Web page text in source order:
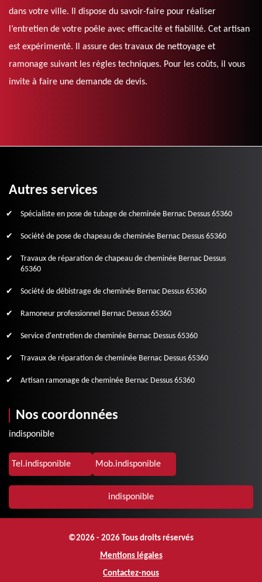
dans votre ville. Il dispose du savoir-faire pour réaliser
l’entretien de votre poêle avec efficacité et fiabilité. Cet artisan
est expérimenté. Il assure des travaux de nettoyage et
ramonage suivant les règles techniques. Pour les coûts, il vous
invite à faire une demande de devis.
Autres services
Spécialiste en pose de tubage de cheminée Bernac Dessus 65360
Société de pose de chapeau de cheminée Bernac Dessus 65360
Travaux de réparation de chapeau de cheminée Bernac Dessus
65360
Société de débistrage de cheminée Bernac Dessus 65360
Ramoneur professionnel Bernac Dessus 65360
Service d'entretien de cheminée Bernac Dessus 65360
Travaux de réparation de cheminée Bernac Dessus 65360
Artisan ramonage de cheminée Bernac Dessus 65360
Nos coordonnées
indisponible
Tel.indisponible Mob.indisponible
indisponible
©2026 - 2026 Tous droits réservés
Mentions légales
Contactez-nous